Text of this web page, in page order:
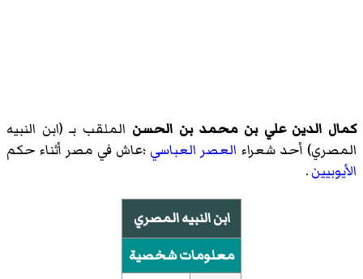
كمال الدين علي بن محمد بن الحسن الملقب بـ (ابن النبيه
المصري) أحد شعراء العصر العباسي ؛عاش في مصر أثناء حكم
الأيوبيين.
ابن النبيه المصري
معلومات شخصية